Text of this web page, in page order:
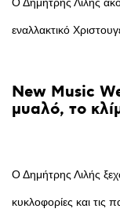
Ο Δημήτρης Λιλής
εναλλακτικό
New Music
μυαλό, το
Ο Δημήτρης Λιλής
κυκλοφορίες και τις